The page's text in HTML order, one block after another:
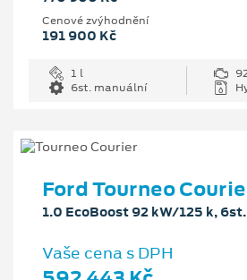
Cenové zvýhodnění
191 900 Kč
1 l
6st. manuální
Ford Tourneo
1.0 EcoBoost 92 kW/125 k,
Vaše cena s DPH